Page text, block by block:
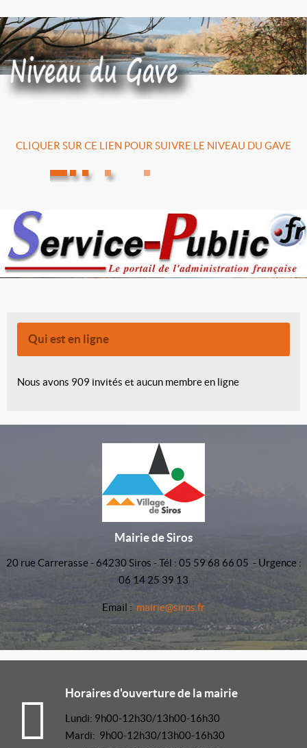
CLIQUER SUR CE LIEN POUR SUIVRE LE NIVEAU DU GAVE
Qui est en ligne
Nous avons 909 invités et aucun membre en ligne
Mairie de Siros
20 rue Carrerasse - 64230 Siros - Tél : 05 59 68 66 05 - Urgence :
06 14 25 39 13
Email : mairie@siros.fr
Horaires d'ouverture de la mairie
Lundi: 9h00-12h30/13h00-16h30
Mardi: 9h00-12h30/13h00-16h30